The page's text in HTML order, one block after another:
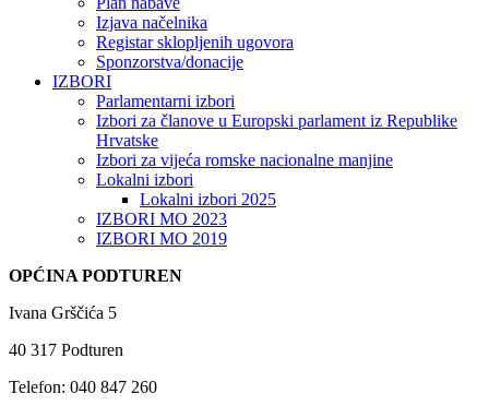
Izjava načelnika
Registar sklopljenih ugovora
Sponzorstva/donacije
IZBORI
Parlamentarni izbori
Izbori za članove u Europski parlament iz Republike
Hrvatske
Izbori za vijeća romske nacionalne manjine
Lokalni izbori
Lokalni izbori 2025
IZBORI MO 2023
IZBORI MO 2019
OPĆINA PODTUREN
Ivana Grščića 5
40 317 Podturen
Telefon: 040 847 260